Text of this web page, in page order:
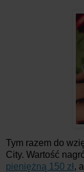
Tym razem do
City. Wartość
pieniężną 150 zł ,